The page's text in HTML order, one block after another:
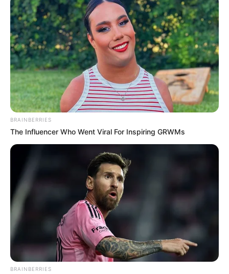
Ia kemudian ikut dalam acara TV berjudul WIN: Who Is
Next’s(2013) namun ia gagal debut. Setahun kemudian ia kembali
ikut acara TV, kali ini berjudul Mix & Match(2014) dan akhirnya
berhasil debut bersama dengan iKon.
Ia bersama dengan member lainnya membawakan single
berjudulMy Tape.Selain aktif bermusik, ia juga kerap membuat
video di Youtube pribadinya yang bernama Chan’s Life (찬우살
이).
Tak hanya itu, pada 30 September 2021, ia kembali melanjutkan
karirnya di dunia akting. Kini, ia berperan untuk drama
Chilling Roommate
(2022) bersama dengan Kim So Jeong
sebagai lawan mainnya.
BRAINBERRIES
The Influencer Who Went Viral For Inspiring GRWMs
BRAINBERRIES